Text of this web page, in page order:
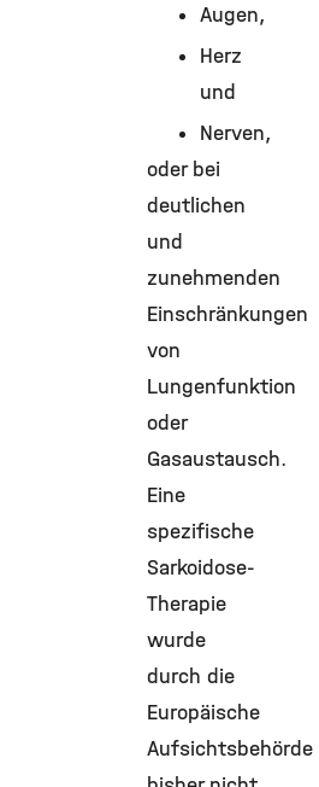
Augen,
Herz
und
Nerven,
oder bei
deutlichen
und
zunehmenden
Einschränkungen
von
Lungenfunktion
oder
Gasaustausch.
Eine
spezifische
Sarkoidose-
Therapie
wurde
durch die
Europäische
Aufsichtsbehörde